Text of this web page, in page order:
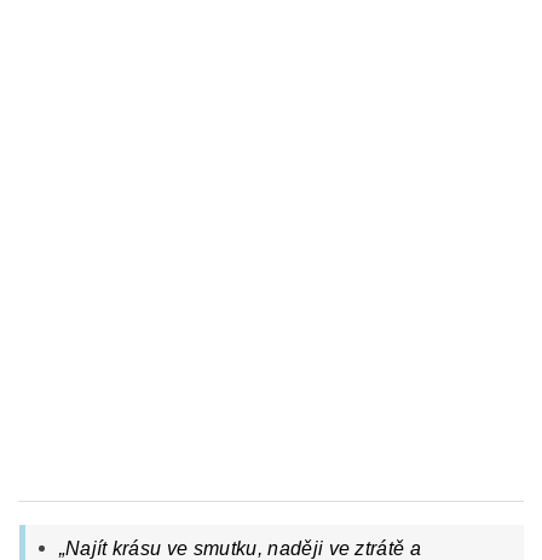
„Najít krásu ve smutku, naději ve ztrátě a